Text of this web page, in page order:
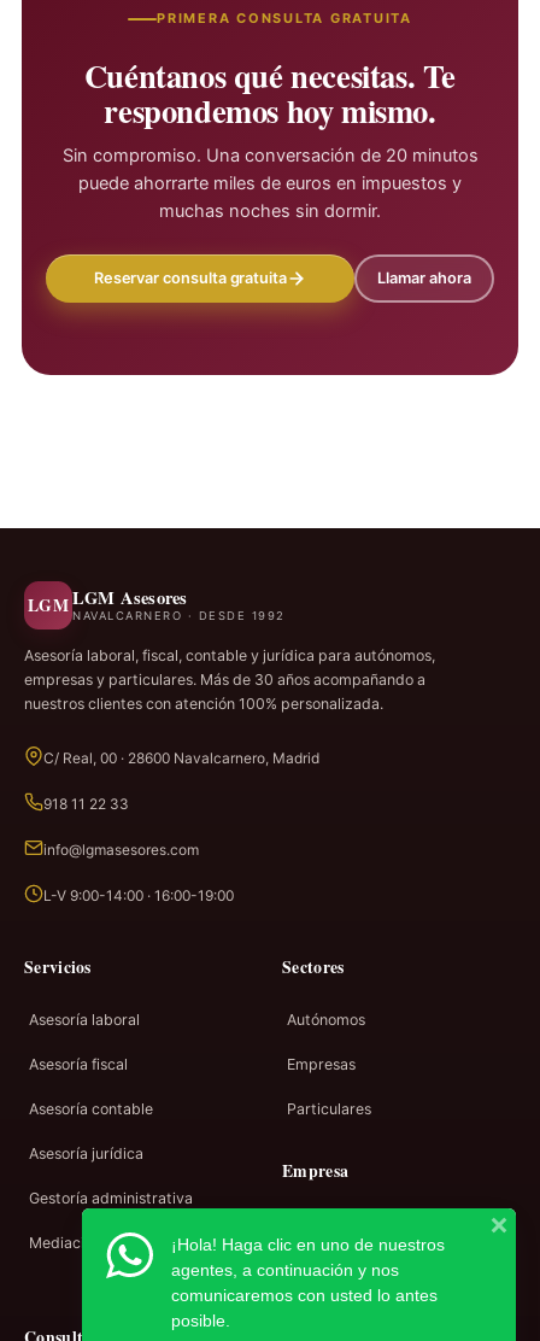
PRIMERA CONSULTA GRATUITA
Cuéntanos qué necesitas. Te
respondemos hoy mismo.
Sin compromiso. Una conversación de 20 minutos
puede ahorrarte miles de euros en impuestos y
muchas noches sin dormir.
Reservar consulta gratuita Llamar ahora
LGMLGM Asesores
NAVALCARNERO · DESDE 1992
Asesoría laboral, fiscal, contable y jurídica para autónomos,
empresas y particulares. Más de 30 años acompañando a
nuestros clientes con atención 100% personalizada.
C/ Real, 00 · 28600 Navalcarnero, Madrid
918 11 22 33
info@lgmasesores.com
L-V 9:00-14:00 · 16:00-19:00
Servicios
Asesoría laboral
Asesoría fiscal
Asesoría contable
Asesoría jurídica
Gestoría administrativa
Mediación
Sectores
Autónomos
Empresas
Particulares
Empresa
Contacto
¡Hola! Haga clic en uno de nuestros
agentes, a continuación y nos
comunicaremos con usted lo antes
posible.